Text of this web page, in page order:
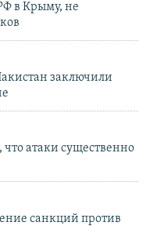
в Крыму, не
заключили
атаки существенно
санкций против